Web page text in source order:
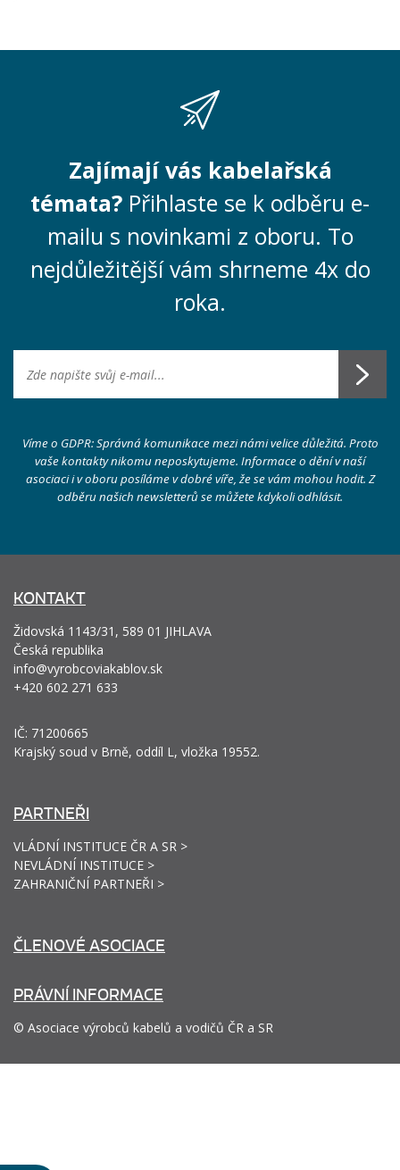
Zajímají vás kabelařská
témata? Přihlaste se k odběru e-
mailu s novinkami z oboru. To
nejdůležitější vám shrneme 4x do
roka.
Víme o GDPR: Správná komunikace mezi námi velice důležitá. Proto
vaše kontakty nikomu neposkytujeme. Informace o dění v naší
asociaci i v oboru posíláme v dobré víře, že se vám mohou hodit. Z
odběru našich newsletterů se můžete kdykoli odhlásit.
KONTAKT
Židovská 1143/31, 589 01 JIHLAVA
Česká republika
info@vyrobcoviakablov.sk
+420 602 271 633
IČ: 71200665
Krajský soud v Brně, oddíl L, vložka 19552.
PARTNEŘI
VLÁDNÍ INSTITUCE ČR A SR >
NEVLÁDNÍ INSTITUCE >
ZAHRANIČNÍ PARTNEŘI >
ČLENOVÉ ASOCIACE
PRÁVNÍ INFORMACE
© Asociace výrobců kabelů a vodičů ČR a SR